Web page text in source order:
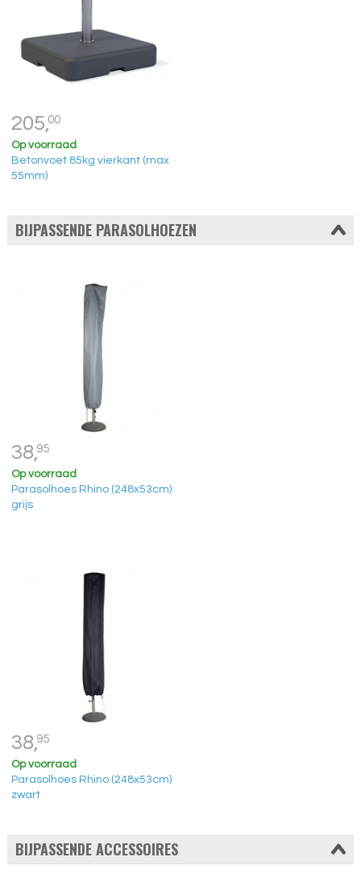
205,00
Op voorraad
Betonvoet 85kg vierkant (max
55mm)
BIJPASSENDE PARASOLHOEZEN
38,95
Op voorraad
Parasolhoes Rhino (248x53cm)
grijs
38,95
Op voorraad
Parasolhoes Rhino (248x53cm)
zwart
BIJPASSENDE ACCESSOIRES